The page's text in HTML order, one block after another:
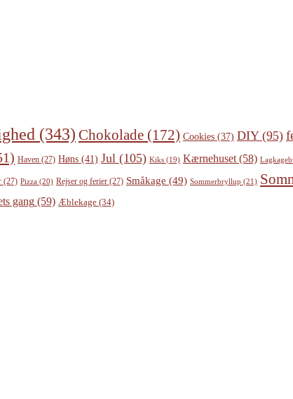
(343) Chokolade (172) Cookies (37) DIY(95)
Haven (27) Høns (41) Jul (105) Kiks (19) Kærnehuset (58)
(27) Pizza (20) Rejser og ferier (27) Småkage (49) Sommerbryllup (21)
gang (59) Æblekage (34)